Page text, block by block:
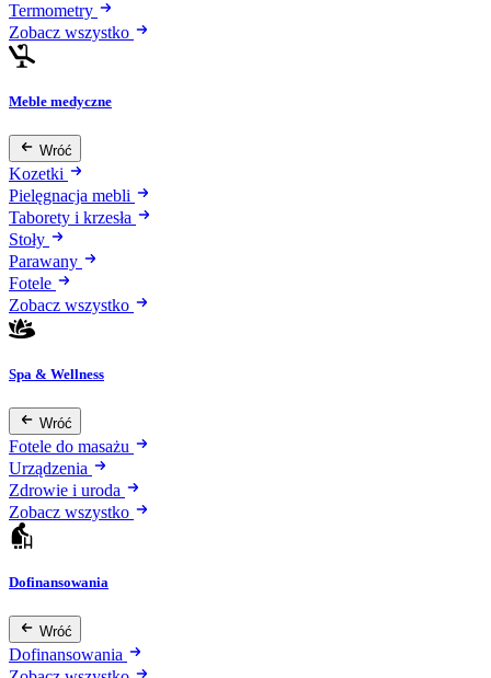
Termometry
Zobacz wszystko
Meble medyczne
Wróć
Kozetki
Pielęgnacja mebli
Taborety i krzesła
Stoły
Parawany
Fotele
Zobacz wszystko
Spa & Wellness
Wróć
Fotele do masażu
Urządzenia
Zdrowie i uroda
Zobacz wszystko
Dofinansowania
Wróć
Dofinansowania